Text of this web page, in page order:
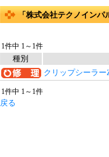
「株式会社テクノイン
1件中 1～1件
種別
クリップシーラー
1件中 1～1件
戻る